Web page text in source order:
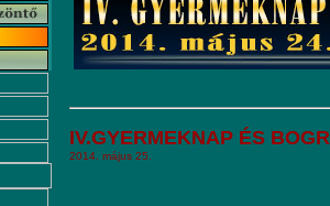
IV.GYERMEKNAP ÉS
2014. május 25.